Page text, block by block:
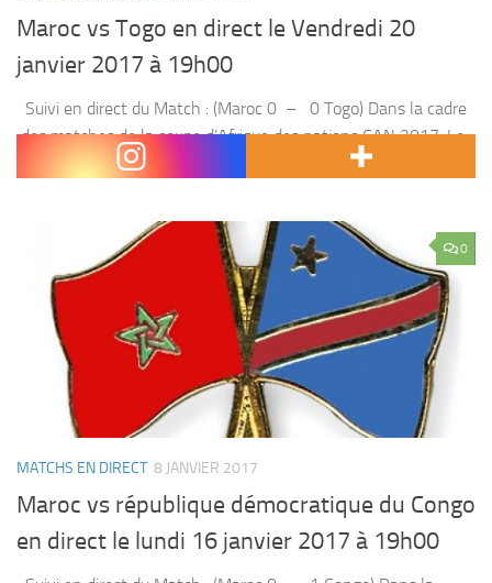
Maroc vs Togo en direct le Vendredi 20
janvier 2017 à 19h00
Suivi en direct du Match : (Maroc 0 – 0 Togo) Dans la cadre
des matches de la coupe d’Afrique des nations CAN 2017 ,Le
Maroc affronte le Togo, le Vendredi 20 janvier 2017...
0
MATCHS EN DIRECT 8 JANVIER 2017
Maroc vs république démocratique du Congo
en direct le lundi 16 janvier 2017 à 19h00